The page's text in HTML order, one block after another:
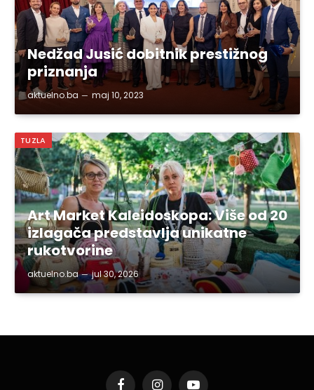
Nedžad Jusić dobitnik prestižnog
priznanja
aktuelno.ba maj 10, 2023
TUZLA
Art Market Kaleidoskopa: Više od 20
izlagača predstavlja unikatne
rukotvorine
aktuelno.ba jul 30, 2026